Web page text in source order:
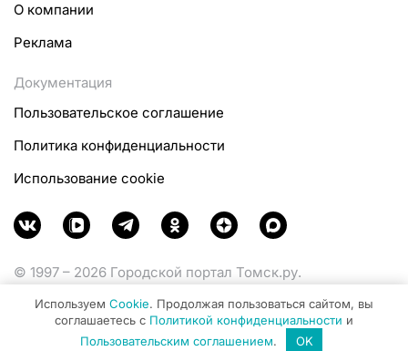
О компании
Реклама
Документация
Пользовательское соглашение
Политика конфиденциальности
Использование cookie
© 1997 – 2026 Городской портал Томск.ру.
Министерства цифрового развития, связи и массовых
коммуникаций Российской Федерации.
Используем Cookie. Продолжая пользоваться сайтом, вы
соглашаетесь с Политикой конфиденциальности и
Пользовательским соглашением. OK